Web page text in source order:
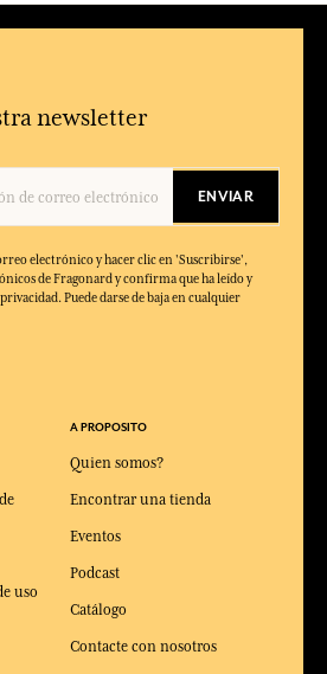
newsletter
ENVIAR
electrónico y hacer clic en 'Suscribirse',
de Fragonard y confirma que ha leído y
Puede darse de baja en cualquier
uso
A PROPOSITO
Quien somos?
Encontrar una tienda
Eventos
Podcast
Catálogo
Contacte con nosotros